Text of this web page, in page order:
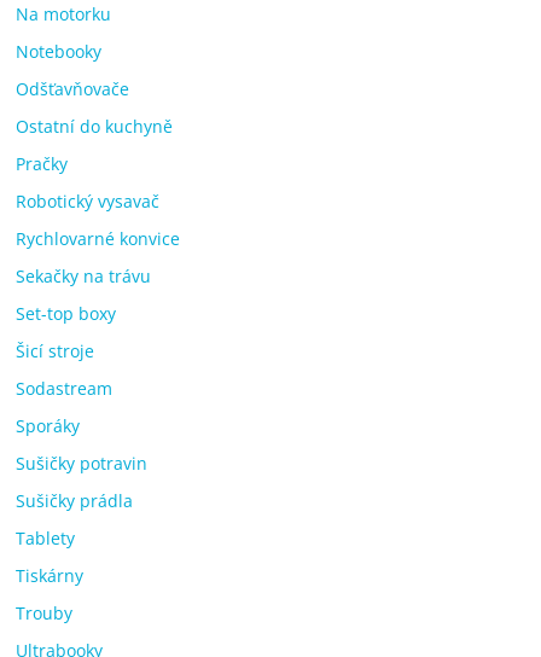
Na motorku
Notebooky
Odšťavňovače
Ostatní do kuchyně
Pračky
Robotický vysavač
Rychlovarné konvice
Sekačky na trávu
Set-top boxy
Šicí stroje
Sodastream
Sporáky
Sušičky potravin
Sušičky prádla
Tablety
Tiskárny
Trouby
Ultrabooky